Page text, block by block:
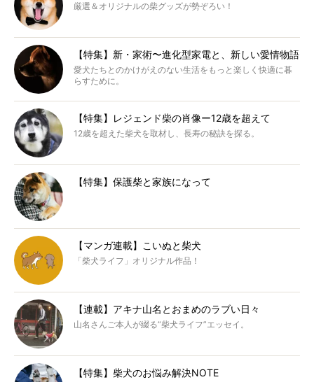
厳選＆オリジナルの柴グッズが勢ぞろい！
【特集】新・家術〜進化型家電と、新しい愛情物語
愛犬たちとのかけがえのない生活をもっと楽しく快適に暮
らすために。
【特集】レジェンド柴の肖像ー12歳を超えて
12歳を超えた柴犬を取材し、長寿の秘訣を探る。
【特集】保護柴と家族になって
【マンガ連載】こいぬと柴犬
「柴犬ライフ」オリジナル作品！
【連載】アキナ山名とおまめのラブい日々
山名さんご本人が綴る“柴犬ライフ”エッセイ。
【特集】柴犬のお悩み解決NOTE